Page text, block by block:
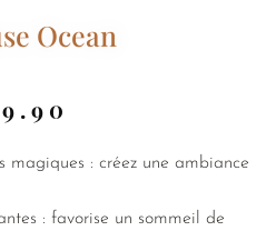
Ocean
magiques : créez une ambiance
: favorise un sommeil de